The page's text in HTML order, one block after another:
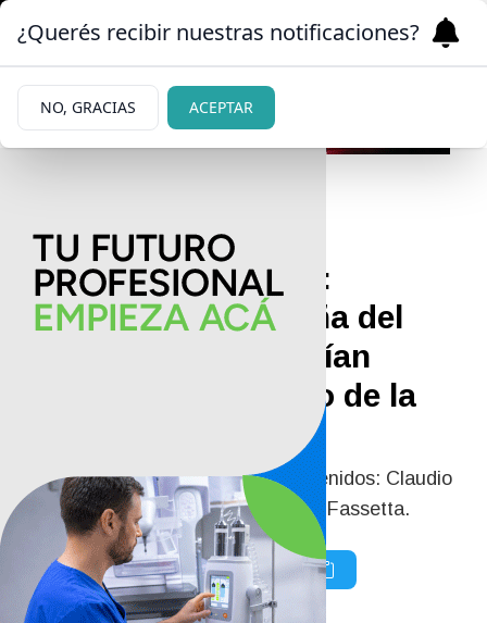
09/06/2026
Crimen de Agostina:
detuvieron a la dueña del
Ford Ka donde habrían
trasladado el cuerpo de la
Ya hay otros dos sospechosos detenidos: Claudio
Barrelier y un amigo suyo, Osvaldo Fassetta.
¿Querés recibir nuestras notificaciones?
NO, GRACIAS ACEPTAR